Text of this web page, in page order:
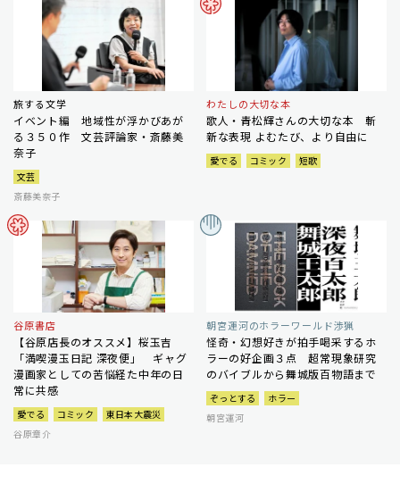
旅する文学
イベント編 地域性が浮かびあが
る３５０作 文芸評論家・斎藤美
奈子
文芸
斎藤美奈子
わたしの大切な本
歌人・青松輝さんの大切な本 斬
新な表現 よむたび、より自由に
愛でる コミック 短歌
谷原書店
【谷原店長のオススメ】桜玉吉
「満喫漫玉日記 深夜便」 ギャグ
漫画家としての苦悩経た中年の日
常に共感
愛でる コミック
東日本大震災
谷原章介
朝宮運河のホラーワールド渉猟
怪奇・幻想好きが拍手喝采するホ
ラーの好企画３点 超常現象研究
のバイブルから舞城版百物語まで
ぞっとする
ホラー
朝宮運河